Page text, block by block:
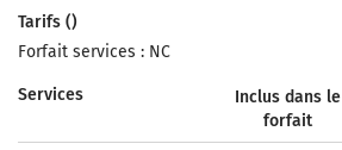
Tarifs ()
Forfait services : NC
Services
Inclus dans le
forfait